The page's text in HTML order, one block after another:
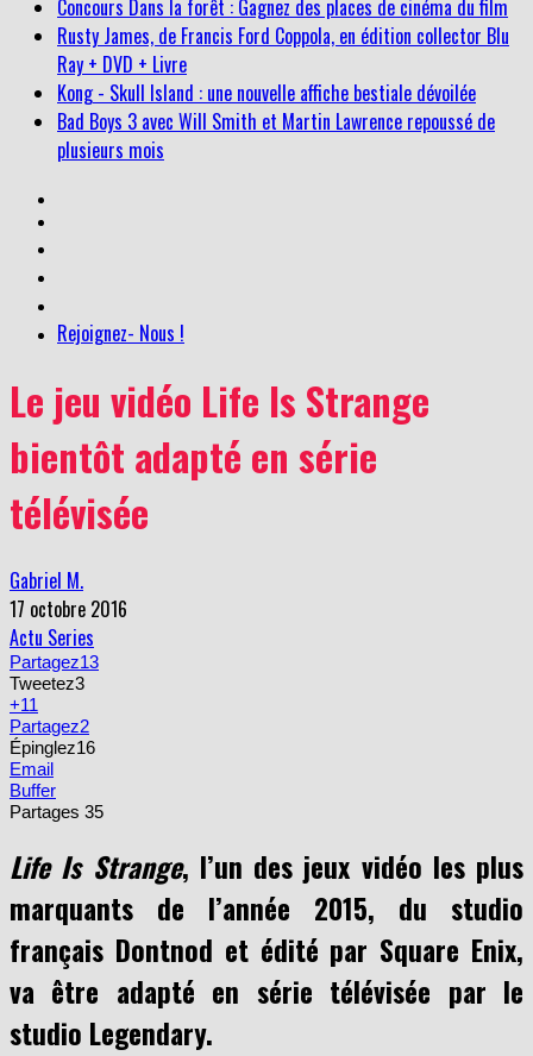
Concours Dans la forêt : Gagnez des places de cinéma du film
Rusty James, de Francis Ford Coppola, en édition collector Blu
Ray + DVD + Livre
Kong - Skull Island : une nouvelle affiche bestiale dévoilée
Bad Boys 3 avec Will Smith et Martin Lawrence repoussé de
plusieurs mois
Rejoignez- Nous !
Le jeu vidéo Life Is Strange
bientôt adapté en série
télévisée
Gabriel M.
17 octobre 2016
Actu Series
Partagez13
Tweetez3
+11
Partagez2
Épinglez16
Email
Buffer
Partages 35
Life Is Strange, l’un des jeux vidéo les plus
marquants de l’année 2015, du studio
français Dontnod et édité par Square Enix,
va être adapté en série télévisée par le
studio Legendary.